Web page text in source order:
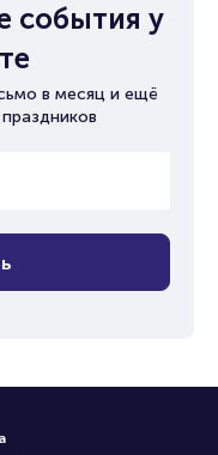
события у
в месяц и ещё